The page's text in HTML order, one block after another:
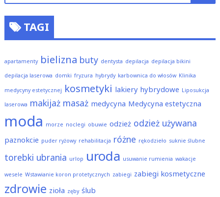
TAGI
apartamenty bielizna buty dentysta depilacja depilacja bikini
depilacja laserowa domki fryzura hybrydy karbownica do włosów Klinika
medycyny estetycznej kosmetyki lakiery hybrydowe Liposukcja
laserowa makijaż masaż medycyna Medycyna estetyczna
moda morze noclegi obuwie odzież odzież używana
paznokcie puder ryżowy rehabilitacja różne rękodzieło suknie ślubne
torebki ubrania urlop uroda usuwanie rumienia wakacje
wesele Wstawianie koron protetycznych zabiegi zabiegi kosmetyczne
zdrowie zioła zęby ślub